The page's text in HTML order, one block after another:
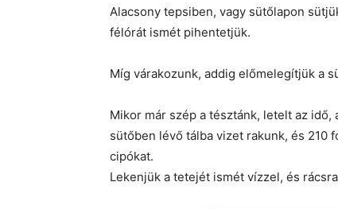
Alacsony tepsiben, vagy sütőlapon
félórát ismét pihentetjük.
Míg várakozunk, addig előmelegítjük a
Mikor már szép a tésztánk, letelt az
sütőben lévő tálba vizet rakunk, és 210
cipókat.
Lekenjük a tetejét ismét vízzel, és